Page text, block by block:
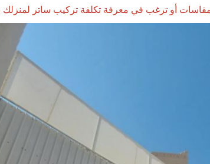
أو ترغب في معرفة تكلفة تركيب ساتر لمنزلك